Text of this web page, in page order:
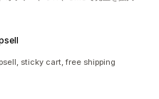
sticky cart, free shipping